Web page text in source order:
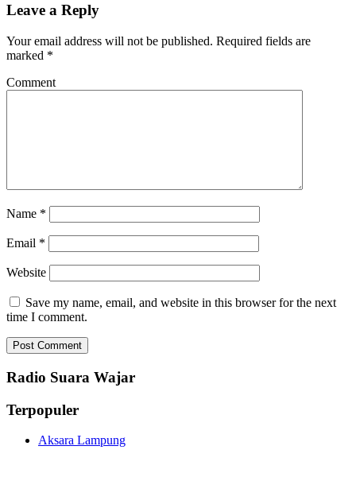
Leave a Reply
Your email address will not be published. Required fields are
marked *
Comment
Name *
Email *
Website
Save my name, email, and website in this browser for the next
time I comment.
Radio Suara Wajar
Terpopuler
Aksara Lampung